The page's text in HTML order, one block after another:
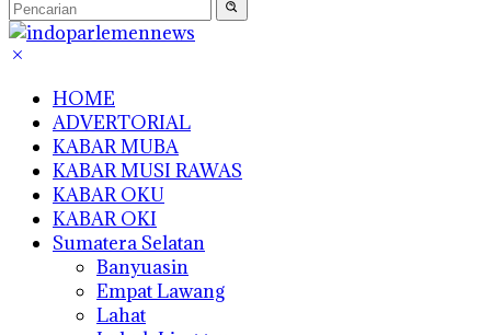
HOME
ADVERTORIAL
KABAR MUBA
KABAR MUSI RAWAS
KABAR OKU
KABAR OKI
Sumatera Selatan
Banyuasin
Empat Lawang
Lahat